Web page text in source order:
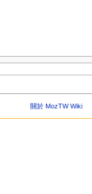
關於 MozTW Wiki